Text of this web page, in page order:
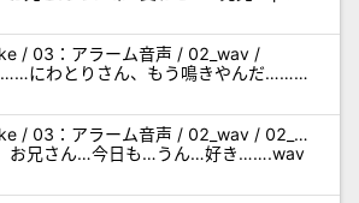
/ 03：アラーム音声 / 02_wav /
にわとりさん、もう鳴きやんだ……そ
きる……？.wav
/ 03：アラーム音声 / 02_wav / 02_…
お兄さん…今日も…うん…好き…….wav